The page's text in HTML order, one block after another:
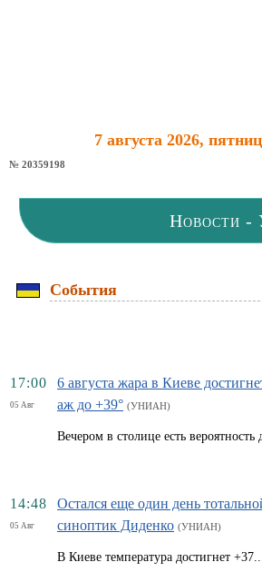
7 августа 2026,
№ 20359198
Новости -
События
17:00
05 Авг
6 августа жара в Киеве
аж до +39° (УНИАН)
Вечером в столице есть вероятность
14:48
05 Авг
Остался еще один день
синоптик Диденко (УНИАН)
В Киеве температура достигнет